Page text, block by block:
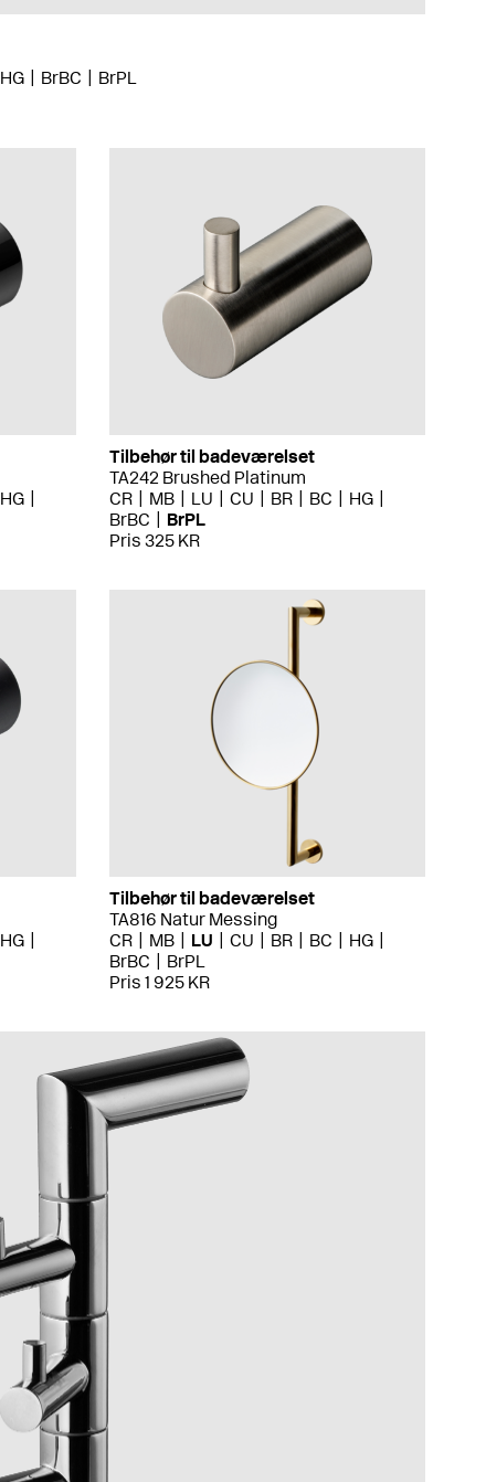
HG BrBC
BrPL
HG
Tilbehør til badeværelset
TA242 Brushed Platinum
CR
MB LU CU BR BC
HG
BrBC
BrPL
Pris 325 KR
HG
Tilbehør til badeværelset
TA816 Natur Messing
CR
MB LU CU BR BC
HG
BrBC
BrPL
Pris 1 925 KR